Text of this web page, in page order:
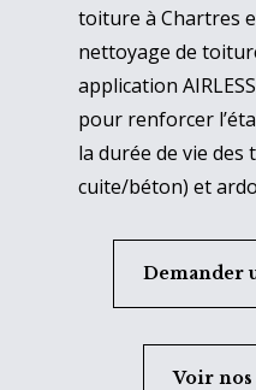
toiture à Chartres
nettoyage de
application
pour renforcer
la durée de vie des
cuite/béton) et
Demander
Voir nos